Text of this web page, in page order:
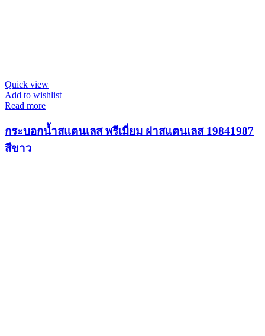
Quick view
Add to wishlist
Read more
กระบอกน้ำสแตนเลส พรีเมี่ยม ฝาสแตนเลส 19841987
สีขาว